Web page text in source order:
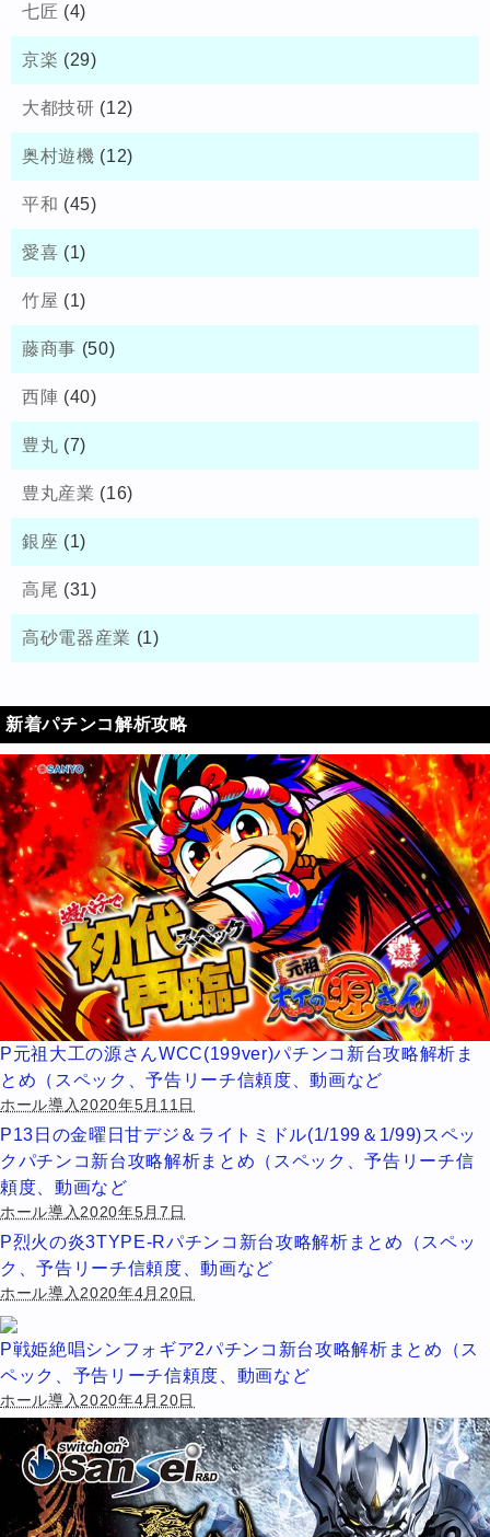
七匠 (4)
京楽 (29)
大都技研 (12)
奥村遊機 (12)
平和 (45)
愛喜 (1)
竹屋 (1)
藤商事 (50)
西陣 (40)
豊丸 (7)
豊丸産業 (16)
銀座 (1)
高尾 (31)
高砂電器産業 (1)
新着パチンコ解析攻略
P元祖大工の源さんWCC(199ver)パチンコ新台攻略解析ま
とめ（スペック、予告リーチ信頼度、動画など
ホール導入2020年5月11日
P13日の金曜日甘デジ＆ライトミドル(1/199＆1/99)スペッ
クパチンコ新台攻略解析まとめ（スペック、予告リーチ信
頼度、動画など
ホール導入2020年5月7日
P烈火の炎3TYPE-Rパチンコ新台攻略解析まとめ（スペッ
ク、予告リーチ信頼度、動画など
ホール導入2020年4月20日
P戦姫絶唱シンフォギア2パチンコ新台攻略解析まとめ（ス
ペック、予告リーチ信頼度、動画など
ホール導入2020年4月20日